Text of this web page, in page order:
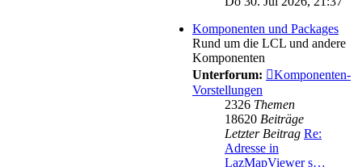
Komponenten und Packages
Rund um die LCL und andere
Komponenten
Unterforum:
Komponenten-
Vorstellungen
2326 Themen
18620 Beiträge
Letzter Beitrag Re:
Adresse in
LazMapViewer s…